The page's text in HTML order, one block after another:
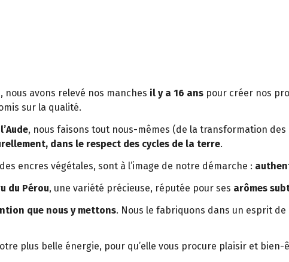
, nous avons relevé nos manches il y a 16 ans pour créer nos
sur la qualité.
, nous faisons tout nous-mêmes (de la transformation des
dans le respect des cycles de la terre.
encres végétales, sont à l’image de notre démarche :
du Pérou, une variété précieuse, réputée pour ses arômes
que nous y mettons. Nous le fabriquons dans un esprit de
plus belle énergie, pour qu’elle vous procure plaisir et bien-